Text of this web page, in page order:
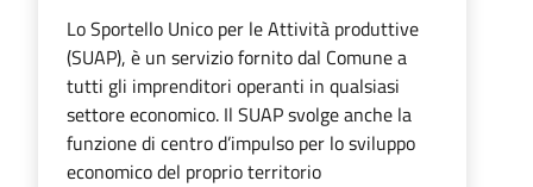
Lo Sportello Unico per le Attività produttive
(SUAP), è un servizio fornito dal Comune a
tutti gli imprenditori operanti in qualsiasi
settore economico. Il SUAP svolge anche la
funzione di centro d’impulso per lo sviluppo
economico del proprio territorio